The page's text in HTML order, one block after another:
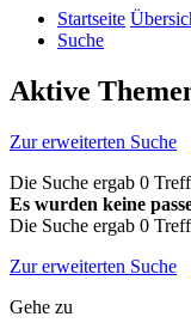
Startseite
Suche
Aktive
Zur erweiterten Suche
Die Suche ergab 0
Es wurden keine
Die Suche ergab 0
Zur erweiterten Suche
Gehe zu